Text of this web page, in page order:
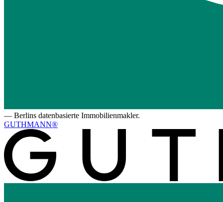
— Berlins datenbasierte Immobilienmakler.
GUTHMANN®